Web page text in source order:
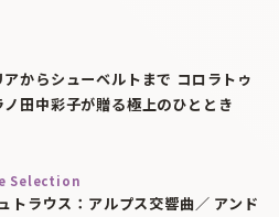
アからシューベルトまで コロラトゥ
ノ田中彩子が贈る極上のひととき
Selection
トラウス：アルプス交響曲／ アンド